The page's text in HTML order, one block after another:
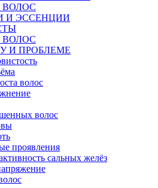
И ЭССЕНЦИИ
И ПРОБЛЕМЕ
волос
волос
проявления
сальных желёз